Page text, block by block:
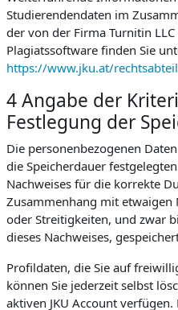
Studierendendaten im
der von der Firma Turnitin
Plagiatssoftware finden Sie
https://www.jku.at/
4 Angabe der
Festlegung der
Die personenbezogenen
die Speicherdauer
Nachweises für die korrekte
Zusammenhang mit etwaigen
oder Streitigkeiten, und zwar
dieses Nachweises,
Profildaten, die Sie auf
können Sie jederzeit selbst
aktiven JKU Account